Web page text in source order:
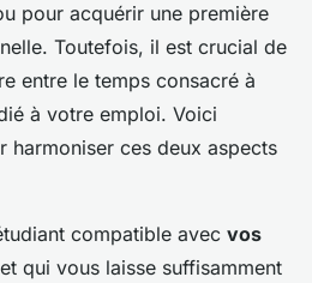
pour acquérir une première
Toutefois, il est crucial de
entre le temps consacré à
à votre emploi. Voici
harmoniser ces deux aspects
compatible avec vos
et qui vous laisse suffisamment